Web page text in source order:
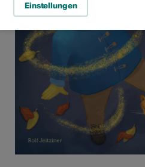
Einstellungen